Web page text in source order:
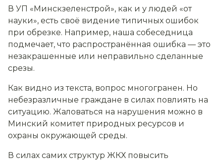
В УП «Минскзеленстрой», как и у людей «от
науки», есть своё видение типичных ошибок
при обрезке. Например, наша собеседница
подмечает, что распространённая ошибка — это
незакрашенные или неправильно сделанные
срезы.
Как видно из текста, вопрос многогранен. Но
небезразличные граждане в силах повлиять на
ситуацию. Жаловаться на нарушения можно в
Минский комитет природных ресурсов и
охраны окружающей среды.
В силах самих структур ЖКХ повысить